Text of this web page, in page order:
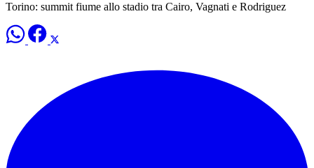
Torino: summit fiume allo stadio tra Cairo, Vagnati e Rodriguez